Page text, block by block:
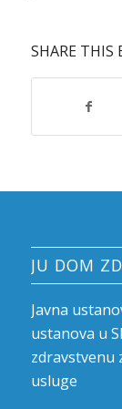
SHARE THIS
JU DOM
Javna
ustanova u
zdravstvenu
usluge